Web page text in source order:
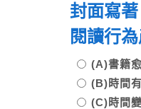
封面寫
閱讀行
(A)書籍
(B)時間
(C)時間